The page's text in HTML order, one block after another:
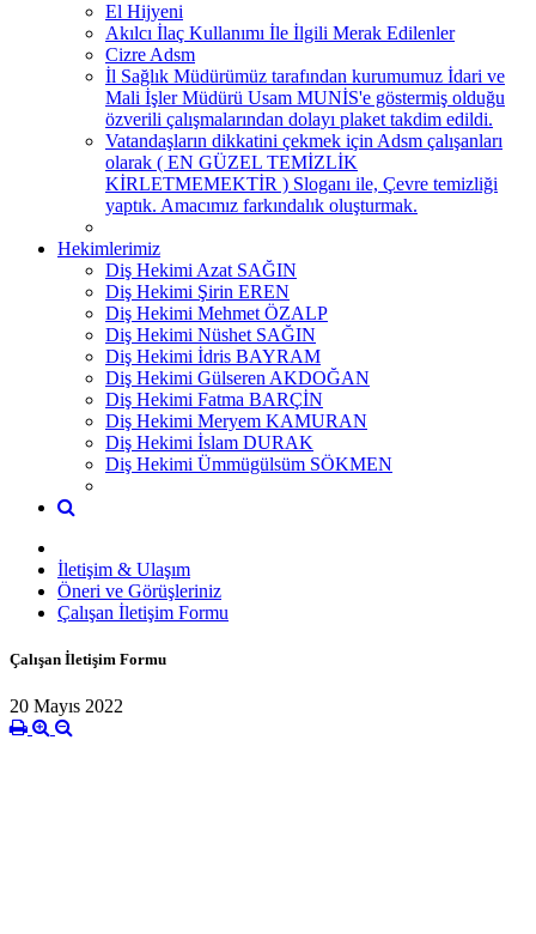
El Hijyeni
Akılcı İlaç Kullanımı İle İlgili Merak Edilenler
Cizre Adsm
İl Sağlık Müdürümüz tarafından kurumumuz İdari ve
Mali İşler Müdürü Usam MUNİS'e göstermiş olduğu
özverili çalışmalarından dolayı plaket takdim edildi.
Vatandaşların dikkatini çekmek için Adsm çalışanları
olarak ( EN GÜZEL TEMİZLİK
KİRLETMEMEKTİR ) Sloganı ile, Çevre temizliği
yaptık. Amacımız farkındalık oluşturmak.
Hekimlerimiz
Diş Hekimi Azat SAĞIN
Diş Hekimi Şirin EREN
Diş Hekimi Mehmet ÖZALP
Diş Hekimi Nüshet SAĞIN
Diş Hekimi İdris BAYRAM
Diş Hekimi Gülseren AKDOĞAN
Diş Hekimi Fatma BARÇİN
Diş Hekimi Meryem KAMURAN
Diş Hekimi İslam DURAK
Diş Hekimi Ümmügülsüm SÖKMEN
İletişim & Ulaşım
Öneri ve Görüşleriniz
Çalışan İletişim Formu
Çalışan İletişim Formu
20 Mayıs 2022